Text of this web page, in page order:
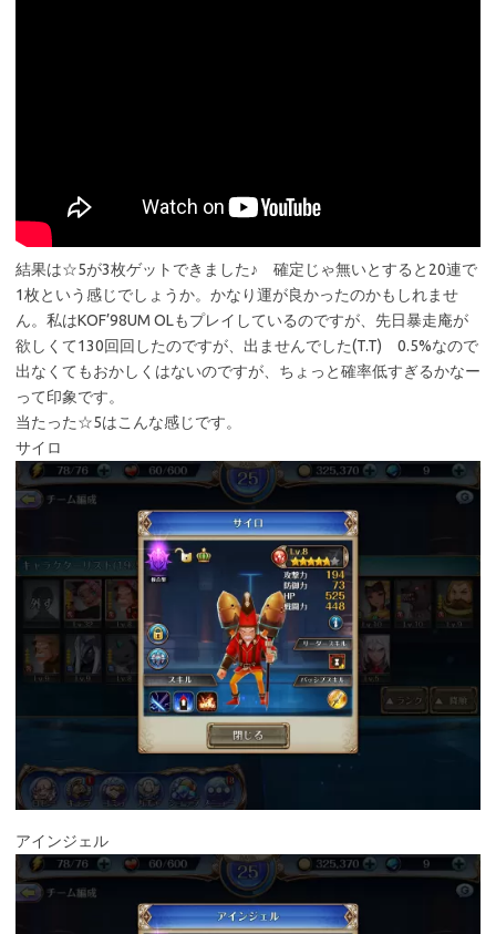
結果は☆5が3枚ゲットできました♪ 確定じゃ無いとすると20連で
1枚という感じでしょうか。かなり運が良かったのかもしれませ
ん。私はKOF’98UM OLもプレイしているのですが、先日暴走庵が
欲しくて130回回したのですが、出ませんでした(T.T) 0.5%なので
出なくてもおかしくはないのですが、ちょっと確率低すぎるかなー
って印象です。
当たった☆5はこんな感じです。
サイロ
アインジェル